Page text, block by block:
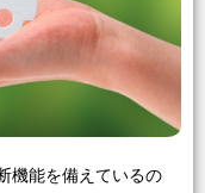
機能を備えているの